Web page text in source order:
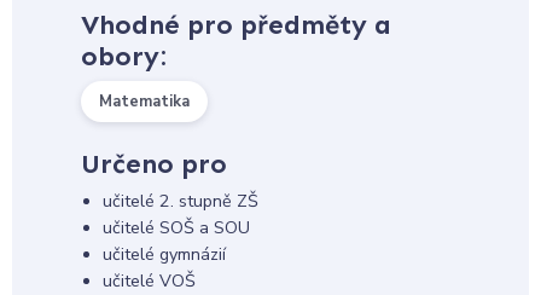
Vhodné pro předměty a
obory:
Matematika
Určeno pro
učitelé 2. stupně ZŠ
učitelé SOŠ a SOU
učitelé gymnázií
učitelé VOŠ